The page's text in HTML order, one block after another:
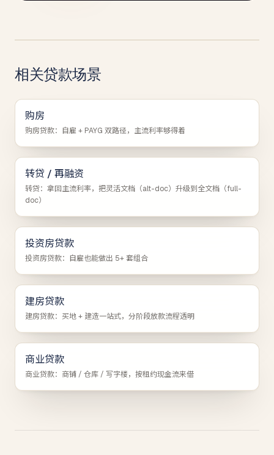
相关贷款场景
购房
购房贷款：自雇 + PAYG 双路径，主流利率够得着
转贷 / 再融资
转贷：拿回主流利率，把灵活文档（alt-doc）升级到全文档（full-
doc）
投资房贷款
投资房贷款：自雇也能做出 5+ 套组合
建房贷款
建房贷款：买地 + 建造一站式，分阶段放款流程透明
商业贷款
商业贷款：商铺 / 仓库 / 写字楼，按租约现金流来借